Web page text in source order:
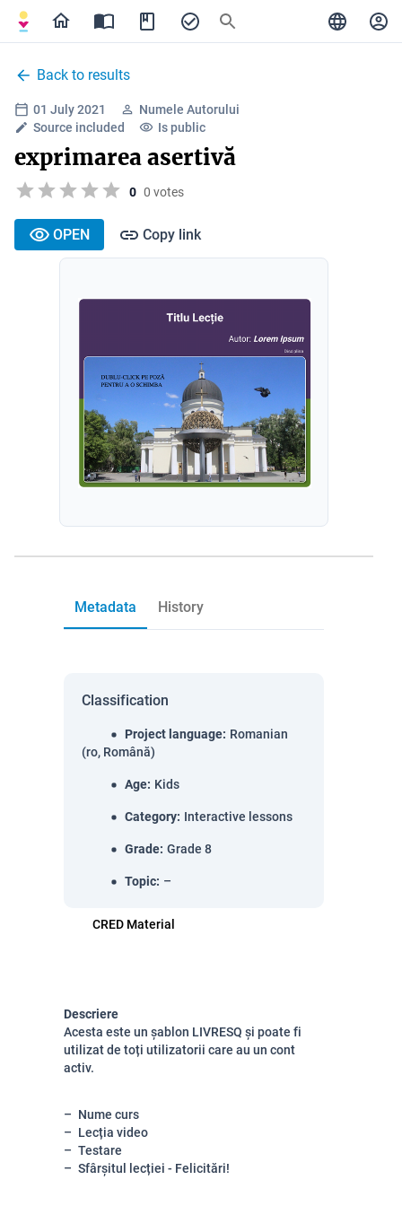
Back to results
01 July 2021
Numele Autorului
Source included
Is public
exprimarea asertivă
0 0 votes
OPEN Copy link
Metadata History
Classification
Project language: Romanian
(ro, Română)
Age: Kids
Category: Interactive lessons
Grade: Grade 8
Topic: –
CRED Material
Descriere
Acesta este un șablon LIVRESQ și poate fi
utilizat de toți utilizatorii care au un cont
activ.
Nume curs
Lecția video
Testare
Sfârșitul lecției - Felicitări!